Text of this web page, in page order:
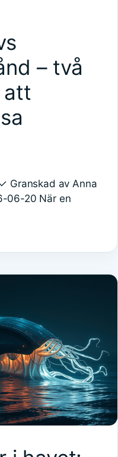
– två
att
Granskad av Anna
06-20 När en